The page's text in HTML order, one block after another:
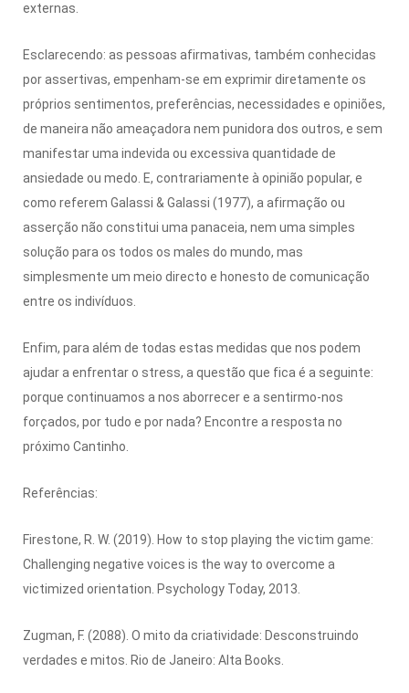
externas.
Esclarecendo: as pessoas afirmativas, também conhecidas
por assertivas, empenham-se em exprimir diretamente os
próprios sentimentos, preferências, necessidades e opiniões,
de maneira não ameaçadora nem punidora dos outros, e sem
manifestar uma indevida ou excessiva quantidade de
ansiedade ou medo. E, contrariamente à opinião popular, e
como referem Galassi & Galassi (1977), a afirmação ou
asserção não constitui uma panaceia, nem uma simples
solução para os todos os males do mundo, mas
simplesmente um meio directo e honesto de comunicação
entre os indivíduos.
Enfim, para além de todas estas medidas que nos podem
ajudar a enfrentar o stress, a questão que fica é a seguinte:
porque continuamos a nos aborrecer e a sentirmo-nos
forçados, por tudo e por nada? Encontre a resposta no
próximo Cantinho.
Referências:
Firestone, R. W. (2019). How to stop playing the victim game:
Challenging negative voices is the way to overcome a
victimized orientation. Psychology Today, 2013.
Zugman, F. (2088). O mito da criatividade: Desconstruindo
verdades e mitos. Rio de Janeiro: Alta Books.